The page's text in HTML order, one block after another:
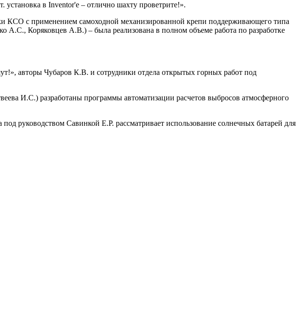
установка в Inventor'e – отлично шахту проветрите!».
КСО с применением самоходной механизированной крепи поддерживающего типа
Коряковцев А.В.) – была реализована в полном объеме работа по разработке
авторы Чубаров К.В. и сотрудники отдела открытых горных работ под
И.С.) разработаны программы автоматизации расчетов выбросов атмосферного
руководством Савинкой Е.Р. рассматривает использование солнечных батарей для